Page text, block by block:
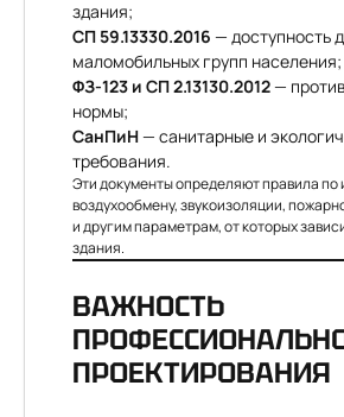
здания;
СП 59.13330.2016 — доступность
маломобильных групп населения;
ФЗ-123 и СП 2.13130.2012—
нормы;
СанПиН— санитарные и
требования.
Эти документы определяют правила по
воздухообмену, звукоизоляции,
и другим параметрам, от которых
здания.
ВАЖНОСТЬ
ПРОЕКТИРОВАНИЯ